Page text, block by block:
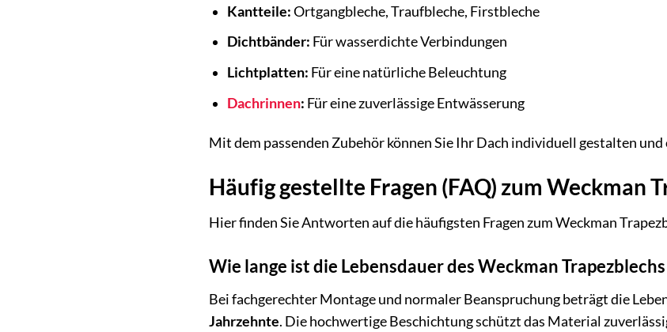
Kantteile:Ortgangbleche, Traufbleche, Firstbleche
Dichtbänder: Für wasserdichte Verbindungen
Lichtplatten: Für eine natürliche Beleuchtung
Dachrinnen: Für eine zuverlässige Entwässerung
Mit dem passenden Zubehör können Sie Ihr Dach individuell gestalten
Häufig gestellte Fragen (FAQ) zum Weckman
Hier finden Sie Antworten auf die häufigsten Fragen zum Weckman
Wie lange ist die Lebensdauer des Weckman
Bei fachgerechter Montage und normaler Beanspruchung beträgt die
Jahrzehnte. Die hochwertige Beschichtung schützt das Material